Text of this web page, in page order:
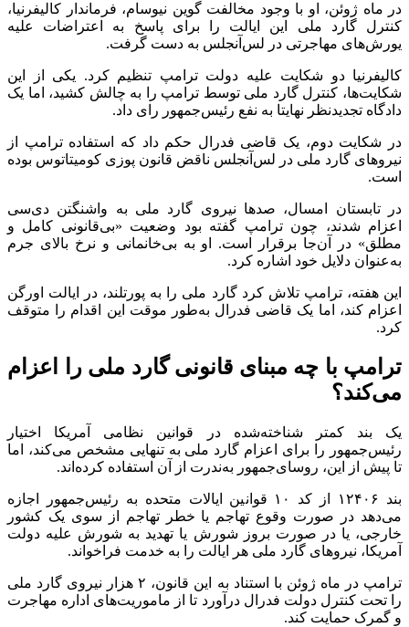
در ماه ژوئن، او با وجود مخالفت گوین نیوسام، فرماندار کالیفرنیا،
کنترل گارد ملی این ایالت را برای پاسخ به اعتراضات علیه
یورش‌های مهاجرتی در لس‌آنجلس به دست گرفت.
کالیفرنیا دو شکایت علیه دولت ترامپ تنظیم کرد. یکی از این
شکایت‌ها، کنترل گارد ملی توسط ترامپ را به چالش کشید، اما یک
دادگاه تجدیدنظر نهایتا به نفع رئیس‌جمهور رای داد.
در شکایت دوم، یک قاضی فدرال حکم داد که استفاده ترامپ از
نیرو‌های گارد ملی در لس‌آنجلس ناقض قانون پوزی کومیتاتوس بوده
است.
در تابستان امسال، صد‌ها نیروی گارد ملی به واشنگتن دی‌سی
اعزام شدند، چون ترامپ گفته بود وضعیت «بی‌قانونی کامل و
مطلق» در آن‌جا برقرار است. او به بی‌خانمانی و نرخ بالای جرم
به‌عنوان دلایل خود اشاره کرد.
این هفته، ترامپ تلاش کرد گارد ملی را به پورتلند، در ایالت اورگن
اعزام کند، اما یک قاضی فدرال به‌طور موقت این اقدام را متوقف
کرد.
ترامپ با چه مبنای قانونی گارد ملی را اعزام
می‌کند؟
یک بند کمتر شناخته‌شده در قوانین نظامی آمریکا اختیار
رئیس‌جمهور را برای اعزام گارد ملی به تنهایی مشخص می‌کند، اما
تا پیش از این، روسای‌جمهور به‌ندرت از آن استفاده کرده‌اند.
بند ۱۲۴۰۶ از کد ۱۰ قوانین ایالات متحده به رئیس‌جمهور اجازه
می‌دهد در صورت وقوع تهاجم یا خطر تهاجم از سوی یک کشور
خارجی، یا در صورت بروز شورش یا تهدید به شورش علیه دولت
آمریکا، نیرو‌های گارد ملی هر ایالت را به خدمت فراخواند.
ترامپ در ماه ژوئن با استناد به این قانون، ۲ هزار نیروی گارد ملی
را تحت کنترل دولت فدرال درآورد تا از ماموریت‌های اداره مهاجرت
و گمرک حمایت کند.